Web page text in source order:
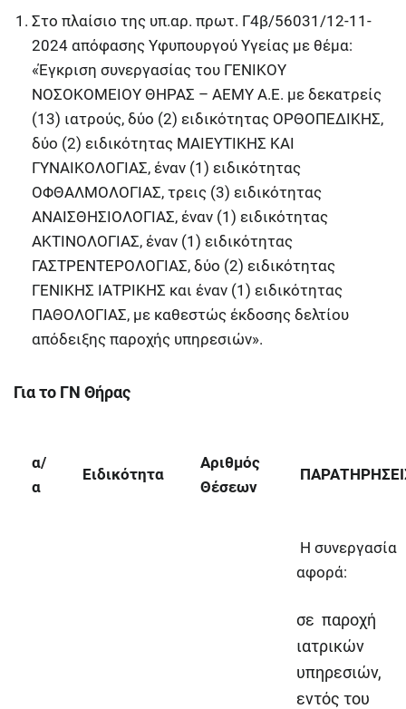
Στο πλαίσιο της υπ.αρ. πρωτ. Γ4β/56031/12-11-
2024 απόφασης Υφυπουργού Υγείας με θέμα:
«Έγκριση συνεργασίας του ΓΕΝΙΚΟΥ
ΝΟΣΟΚΟΜΕΙΟΥ ΘΗΡΑΣ – ΑΕΜΥ Α.Ε. με δεκατρείς
(13) ιατρούς, δύο (2) ειδικότητας ΟΡΘΟΠΕΔΙΚΗΣ,
δύο (2) ειδικότητας ΜΑΙΕΥΤΙΚΗΣ ΚΑΙ
ΓΥΝΑΙΚΟΛΟΓΙΑΣ, έναν (1) ειδικότητας
ΟΦΘΑΛΜΟΛΟΓΙΑΣ, τρεις (3) ειδικότητας
ΑΝΑΙΣΘΗΣΙΟΛΟΓΙΑΣ, έναν (1) ειδικότητας
ΑΚΤΙΝΟΛΟΓΙΑΣ, έναν (1) ειδικότητας
ΓΑΣΤΡΕΝΤΕΡΟΛΟΓΙΑΣ, δύο (2) ειδικότητας
ΓΕΝΙΚΗΣ ΙΑΤΡΙΚΗΣ και έναν (1) ειδικότητας
ΠΑΘΟΛΟΓΙΑΣ, με καθεστώς έκδοσης δελτίου
απόδειξης παροχής υπηρεσιών».
Για το ΓΝ Θήρας
α/
α
Ειδικότητα
Αριθμός
Θέσεων
Η συνεργασία
αφορά:
σε παροχή
ιατρικών
υπηρεσιών,
εντός του